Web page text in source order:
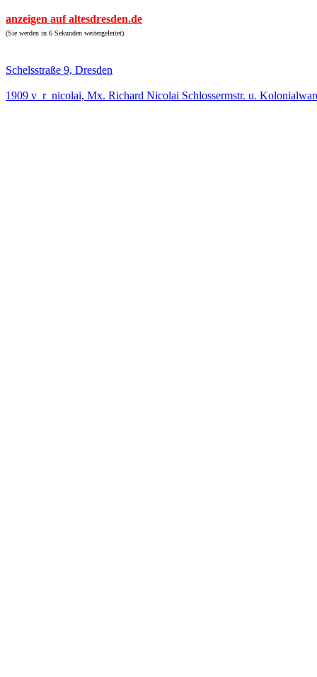
anzeigen auf altesdresden.de
(Sie werden in 6 Sekunden weitergeleitet)
Schelsstraße 9, Dresden
1909 v_r_nicolai, Mx. Richard Nicolai Schlossermstr. u.